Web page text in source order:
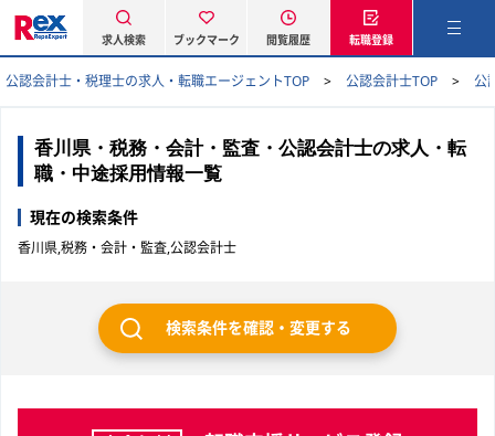
求人検索 ブックマーク 閲覧履歴 転職登録
公認会計士・税理士の求人・転職エージェントTOP 公認会計士TOP 公
香川県・税務・会計・監査・公認会計士の求人・転
職・中途採用情報一覧
現在の検索条件
香川県,税務・会計・監査,公認会計士
検索条件を確認・変更する